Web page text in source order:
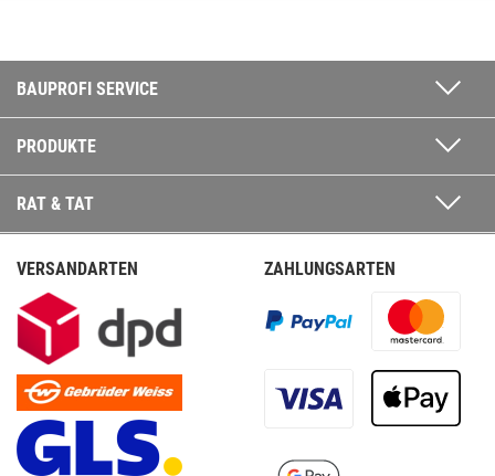
BAUPROFI SERVICE
PRODUKTE
RAT & TAT
VERSANDARTEN ZAHLUNGSARTEN